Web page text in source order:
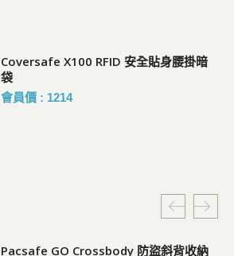
Coversafe X100 RFID 安全貼身腰掛暗
袋
會員價 : 1214
Pacsafe GO Crossbody 防盜斜背收納